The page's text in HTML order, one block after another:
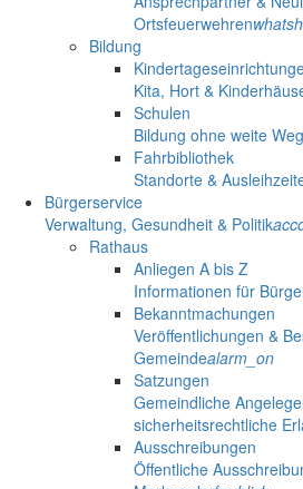
Ortsfeuerwehren
Bildung
Kita, Hort &
Schulen
Bildung ohne weite
Fahrbibliothek
Standorte &
Bürgerservice
Verwaltung, Gesundheit & Politik
Rathaus
Anliegen A bis Z
Informationen für
Bekanntmachungen
Veröffentlichungen &
Gemeindealarm_on
Satzungen
Gemeindliche
sicherheitsrechtliche
Ausschreibungen
Öffentliche